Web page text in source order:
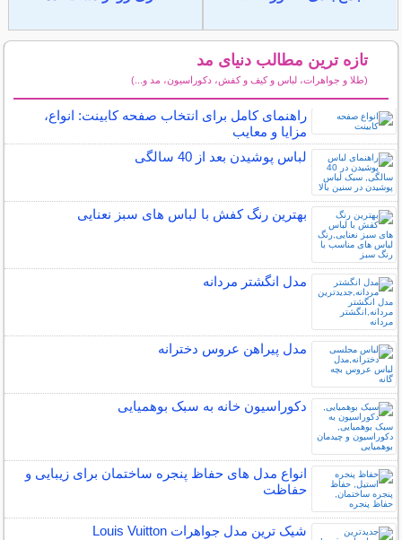
تازه ترین مطالب دنیای مد
(طلا و جواهرات، لباس و کیف و کفش، دکوراسیون، مد و...)
راهنمای کامل برای انتخاب صفحه کابینت: انواع،
مزایا و معایب
لباس پوشیدن بعد از 40 سالگی
بهترین رنگ کفش با لباس های سبز نعنایی
مدل انگشتر مردانه
مدل پیراهن عروس دخترانه
دکوراسیون خانه به سبک بوهمیایی
انواع مدل های حفاظ پنجره ساختمان برای زیبایی و
حفاظت
شیک ترین مدل جواهرات Louis Vuitton